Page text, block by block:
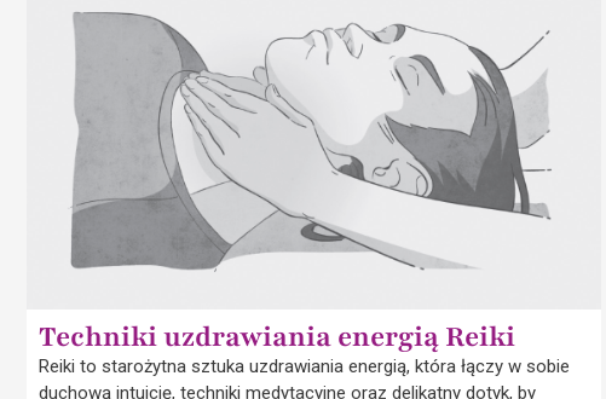
Techniki uzdrawiania energią Reiki
Reiki to starożytna sztuka uzdrawiania energią, która łączy w sobie
duchową intuicję, techniki medytacyjne oraz delikatny dotyk, by